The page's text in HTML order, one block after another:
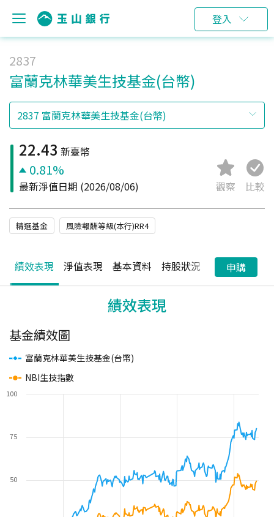
登入
2837
富蘭克林華美生技基金(台幣)
22.43 新臺幣
0.81%
最新淨值日期 (2026/08/06) 觀察 比較
精選基金 風險報酬等級(本行)RR4
績效表現 淨值表現 基本資料 持股狀況 配息狀況
申購
績效表現
基金績效圖
富蘭克林華美生技基金(台幣)
NBI生技指數
50
75
100